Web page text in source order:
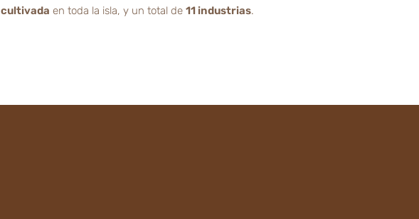
en toda la isla, y un total de 11 industrias.